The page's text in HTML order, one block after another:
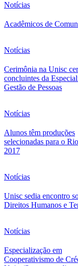
Notícias
Acadêmicos de
Notícias
Cerimônia na Unisc
concluintes da
Gestão de Pessoas
Notícias
Alunos têm produções
selecionadas para o
2017
Notícias
Unisc sedia encontro
Direitos Humanos e
Notícias
Especialização em
Cooperativismo de